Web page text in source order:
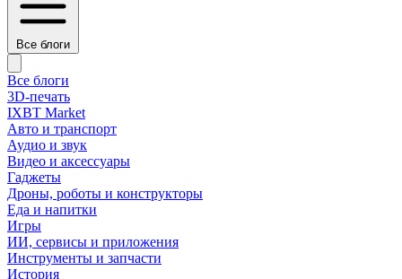
Все блоги
Все блоги
3D-печать
IXBT Market
Авто и транспорт
Аудио и звук
Видео и аксессуары
Гаджеты
Дроны, роботы и конструкторы
Еда и напитки
Игры
ИИ, сервисы и приложения
Инструменты и запчасти
История